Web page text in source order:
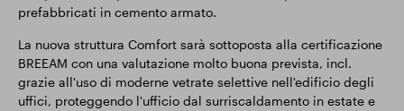
prefabbricati in cemento armato.
La nuova struttura Comfort sarà sottoposta alla certificazione
BREEAM con una valutazione molto buona prevista, incl.
grazie all'uso di moderne vetrate selettive nell'edificio degli
uffici, proteggendo l'ufficio dal surriscaldamento in estate e